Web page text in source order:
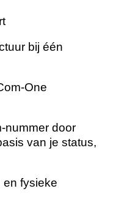
bij één
One
nummer door
van je status,
en fysieke